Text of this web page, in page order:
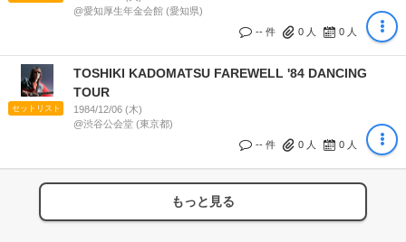
@愛知厚生年金会館 (愛知県)
-- 件
0 人 0 人
セットリスト
TOSHIKI KADOMATSU FAREWELL '84 DANCING
TOUR
1984/12/06 (木)
@渋谷公会堂 (東京都)
-- 件
0 人 0 人
もっと見る